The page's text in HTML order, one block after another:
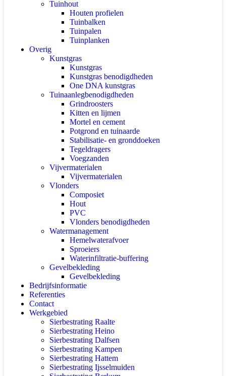
Tuinhout
Houten profielen
Tuinbalken
Tuinpalen
Tuinplanken
Overig
Kunstgras
Kunstgras
Kunstgras benodigdheden
One DNA kunstgras
Tuinaanlegbenodigdheden
Grindroosters
Kitten en lijmen
Mortel en cement
Potgrond en tuinaarde
Stabilisatie- en gronddoeken
Tegeldragers
Voegzanden
Vijvermaterialen
Vijvermaterialen
Vlonders
Composiet
Hout
PVC
Vlonders benodigdheden
Watermanagement
Hemelwaterafvoer
Sproeiers
Waterinfiltratie-buffering
Gevelbekleding
Gevelbekleding
Bedrijfsinformatie
Referenties
Contact
Werkgebied
Sierbestrating Raalte
Sierbestrating Heino
Sierbestrating Dalfsen
Sierbestrating Kampen
Sierbestrating Hattem
Sierbestrating Ijsselmuiden